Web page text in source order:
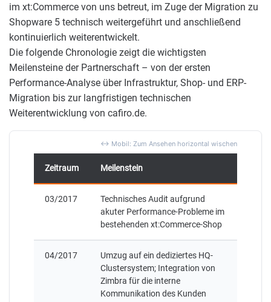
im xt:Commerce von uns betreut, im Zuge der Migration zu
Shopware 5 technisch weitergeführt und anschließend
kontinuierlich weiterentwickelt.
Die folgende Chronologie zeigt die wichtigsten
Meilensteine der Partnerschaft – von der ersten
Performance-Analyse über Infrastruktur, Shop- und ERP-
Migration bis zur langfristigen technischen
Weiterentwicklung von cafiro.de.
Zeitraum Meilenstein
03/2017
Technisches Audit aufgrund
akuter Performance-Probleme im
bestehenden xt:Commerce-Shop
04/2017
Umzug auf ein dediziertes HQ-
Clustersystem; Integration von
Zimbra für die interne
Kommunikation des Kunden